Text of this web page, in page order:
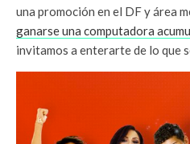
una promoción en el DF y área
ganarse una computadora
invitamos a enterarte de lo que